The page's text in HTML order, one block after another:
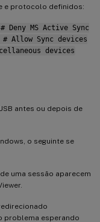
e protocolo definidos:
Deny MS Active Sync
# Allow Sync devices
devices
antes ou depois de
o seguinte se
uma sessão aparecem
problema esperando